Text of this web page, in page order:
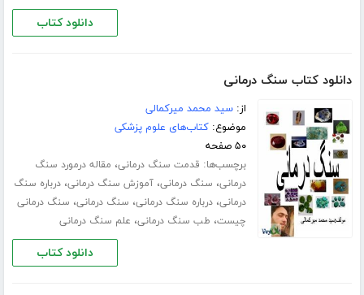
دانلود کتاب
دانلود کتاب سنگ درمانی
از:سید محمد میرکمالی
موضوع:کتاب‌های علوم پزشکی
۵۰ صفحه
برچسب‌ها: قدمت سنگ درمانی، مقاله درمورد سنگ
درمانی، سنگ درمانی،آموزش سنگ درمانی،درباره سنگ
درمانی،درباره سنگ درمانی، سنگ درمانی، سنگ درمانی
چیست، طب سنگ درمانی، علم سنگ درمانی
دانلود کتاب